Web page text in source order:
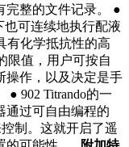
整的文件记录。 ●
也可连续地执行配液
有化学抵抗性的高
，用户可按自
作，以及决定是手
● 902 Titrando的一
通过可自由编程的
。这就开启了遥